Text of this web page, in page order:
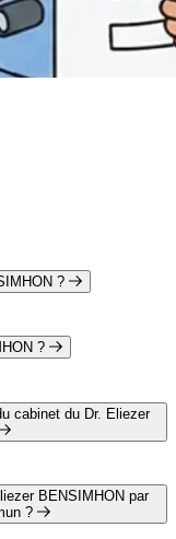
?
?
cabinet du Dr. Eliezer
BENSIMHON par
?